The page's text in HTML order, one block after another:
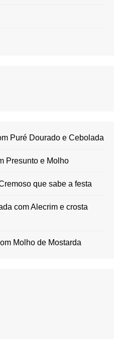
Puré Dourado e Cebolada
Presunto e Molho
que sabe a festa
com Alecrim e crosta
Molho de Mostarda